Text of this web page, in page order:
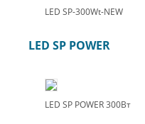
LED SP-300Wt-NEW
LED SP POWER
LED SP POWER 300Вт